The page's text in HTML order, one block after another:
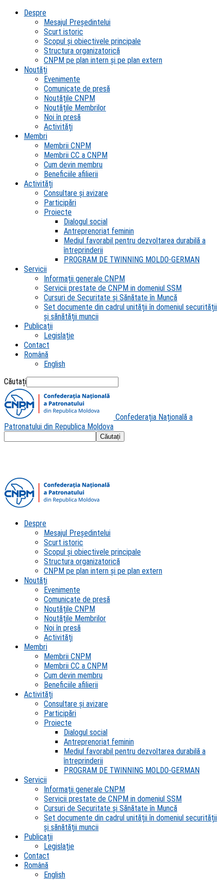
Despre
Mesajul Președintelui
Scurt istoric
Scopul şi obiectivele principale
Structura organizatorică
CNPM pe plan intern şi pe plan extern
Noutăți
Evenimente
Comunicate de presă
Noutățile CNPM
Noutățile Membrilor
Noi în presă
Activități
Membri
Membrii CNPM
Membrii CC a CNPM
Cum devin membru
Beneficiile afilierii
Activități
Consultare și avizare
Participări
Proiecte
Dialogul social
Antreprenoriat feminin
Mediul favorabil pentru dezvoltarea durabilă a
întreprinderii
PROGRAM DE TWINNING MOLDO-GERMAN
Servicii
Informații generale CNPM
Servicii prestate de CNPM in domeniul SSM
Cursuri de Securitate și Sănătate în Muncă
Set documente din cadrul unității în domeniul securității
și sănătății muncii
Publicații
Legislație
Contact
Română
English
Căutați
Confederația Națională a
Patronatului din Republica Moldova
Despre
Mesajul Președintelui
Scurt istoric
Scopul şi obiectivele principale
Structura organizatorică
CNPM pe plan intern şi pe plan extern
Noutăți
Evenimente
Comunicate de presă
Noutățile CNPM
Noutățile Membrilor
Noi în presă
Activități
Membri
Membrii CNPM
Membrii CC a CNPM
Cum devin membru
Beneficiile afilierii
Activități
Consultare și avizare
Participări
Proiecte
Dialogul social
Antreprenoriat feminin
Mediul favorabil pentru dezvoltarea durabilă a
întreprinderii
PROGRAM DE TWINNING MOLDO-GERMAN
Servicii
Informații generale CNPM
Servicii prestate de CNPM in domeniul SSM
Cursuri de Securitate și Sănătate în Muncă
Set documente din cadrul unității în domeniul securității
și sănătății muncii
Publicații
Legislație
Contact
Română
English